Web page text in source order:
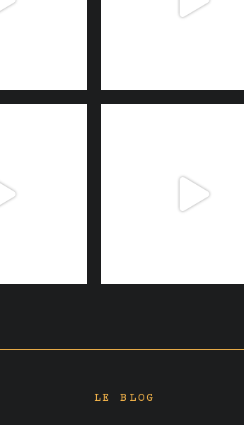
LE BLOG